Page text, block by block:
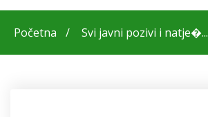
Početna Svi javni pozivi i natje�...